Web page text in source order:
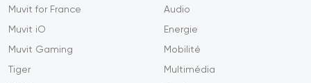
Muvit for France
Muvit iO
Muvit Gaming
Tiger
Audio
Energie
Mobilité
Multimédia